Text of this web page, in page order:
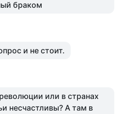
браком
и не стоит.
или в странах
несчастливы? А там в